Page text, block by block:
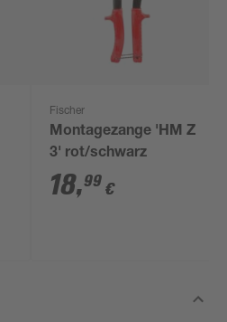
Fischer
Montagezange 'HM Z
3' rot/schwarz
18,99 €